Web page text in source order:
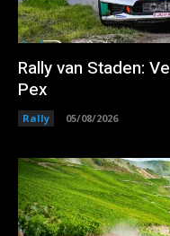
Rally van Staden:
Pex
Rally 05/08/2026